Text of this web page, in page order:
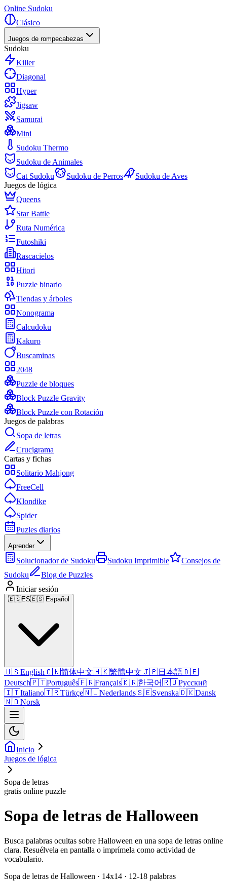
Online Sudoku
Clásico
Juegos de rompecabezas
Sudoku
Killer
Diagonal
Hyper
Jigsaw
Samurai
Mini
Sudoku Thermo
Sudoku de Animales
Cat Sudoku
Sudoku de Perros
Sudoku de Aves
Juegos de lógica
Queens
Star Battle
Ruta Numérica
Futoshiki
Rascacielos
Hitori
Puzzle binario
Tiendas y árboles
Nonograma
Calcudoku
Kakuro
Buscaminas
2048
Puzzle de bloques
Block Puzzle Gravity
Block Puzzle con Rotación
Juegos de palabras
Sopa de letras
Crucigrama
Cartas y fichas
Solitario Mahjong
FreeCell
Klondike
Spider
Puzles diarios
Aprender
Solucionador de Sudoku Sudoku Imprimible
Consejos de
Sudoku
Blog de Puzzles
Iniciar sesión
🇪🇸ES🇪🇸 Español
🇺🇸English🇨🇳简体中文🇭🇰繁體中文🇯🇵日本語🇩🇪
Deutsch🇵🇹Português🇫🇷Français🇰🇷한국어🇷🇺Русский
🇮🇹Italiano🇹🇷Türkçe🇳🇱Nederlands🇸🇪Svenska🇩🇰Dansk
🇳🇴Norsk
Inicio
Juegos de lógica
Sopa de letras
gratis online puzzle
Sopa de letras de Halloween
Busca palabras ocultas sobre Halloween en una sopa de letras online
clara. Resuélvela en pantalla o imprímela como actividad de
vocabulario.
Sopa de letras de Halloween · 14x14 · 12-18 palabras